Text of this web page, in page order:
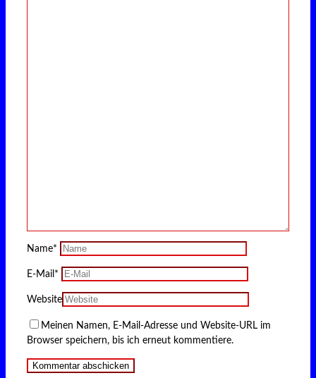
Name*
E-Mail *
Website
Meinen Namen, E-Mail-Adresse und Website-URL im
Browser speichern, bis ich erneut kommentiere.